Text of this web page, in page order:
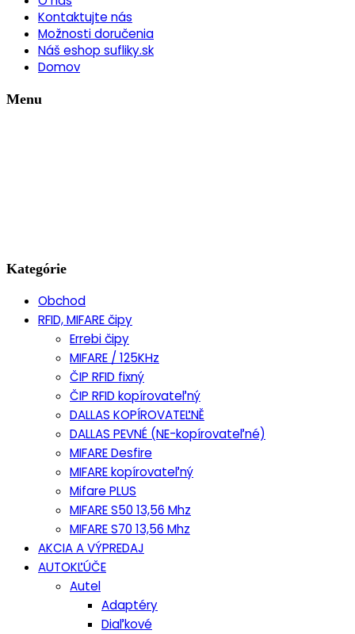
Kontaktujte nás
Možnosti doručenia
Náš eshop sufliky.sk
Domov
Menu
Kategórie
Obchod
RFID, MIFARE čipy
Errebi čipy
MIFARE / 125KHz
ČIP RFID fixný
ČIP RFID kopírovateľný
DALLAS KOPÍROVATEĽNĚ
DALLAS PEVNÉ (NE-kopírovateľné)
MIFARE Desfire
MIFARE kopírovateľný
Mifare PLUS
MIFARE S50 13,56 Mhz
MIFARE S70 13,56 Mhz
AKCIA A VÝPREDAJ
AUTOKĽÚČE
Autel
Adaptéry
Diaľkové